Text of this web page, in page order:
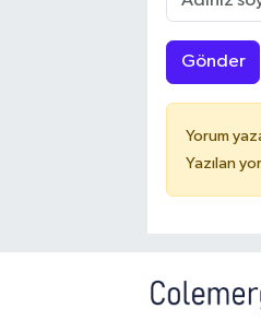
Gönder
Yorum
Yazılan